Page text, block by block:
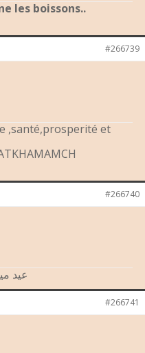
les boissons..
#266739
,santé,prosperité et
#266740
عيد
#266741